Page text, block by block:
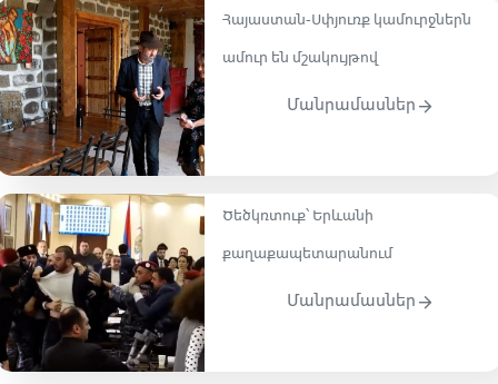
Հայաստան-Սփյուռք կամուրջներն
ամուր են մշակույթով
Մանրամասներ
Ծեծկռտուք՝ Երևանի
քաղաքապետարանում
Մանրամասներ